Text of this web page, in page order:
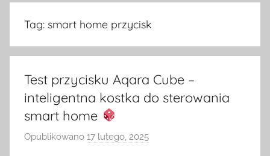
Tag: smart home przycisk
Test przycisku Aqara Cube –
inteligentna kostka do sterowania
smart home
Opublikowano 17 lutego, 2025